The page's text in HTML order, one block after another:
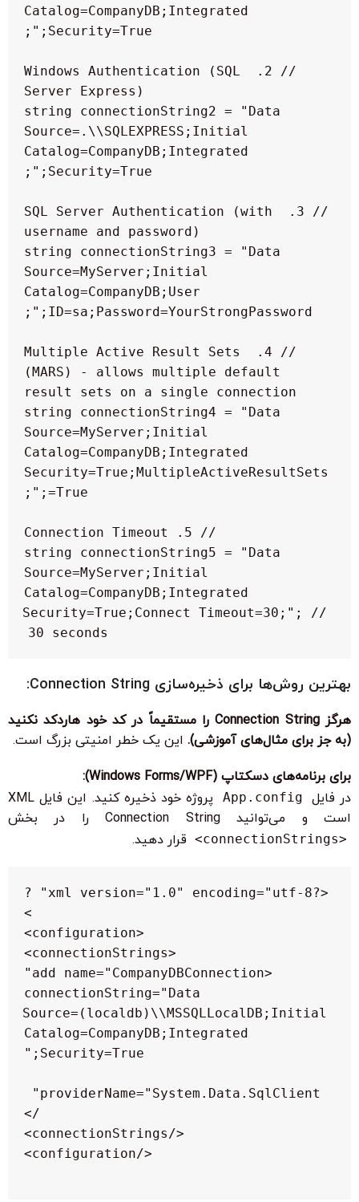
Catalog=CompanyDB;Integrated
// 2. Windows Authentication (SQL
string connectionString2 = "Data
Source=.\\SQLEXPRESS;Initial
Catalog=CompanyDB;Integrated
// 3. SQL Server Authentication (with
string connectionString3 = "Data
Source=MyServer;Initial
Catalog=CompanyDB;User
// 4. Multiple Active Result Sets
(MARS) - allows multiple default
string connectionString4 = "Data
Source=MyServer;Initial
Catalog=CompanyDB;Integrated
Security=True;MultipleActiveResultSets
string connectionString5 = "Data
Source=MyServer;Initial
Catalog=CompanyDB;Integrated
Security=True;Connect Timeout=30;"; //
30 seconds
بهترین روش‌ها برای ذخیره‌سازی Connection String:
هرگز Connection String را مستقیماً در کد خود هاردکد نکنید
(به جز برای مثال‌های آموزشی). این یک خطر امنیتی بزرگ است.
برای برنامه‌های دسکتاپ (Windows Forms/WPF):
در فایل
App.config
پروژه خود ذخیره کنید. این فایل XML
است و می‌توانید Connection String را در بخش
<connectionStrings> قرار دهید.
<?xml version="1.0" encoding="utf-8" ?
         connectionString="Data
Source=(localdb)\\MSSQLLocalDB;Initial
Catalog=CompanyDB;Integrated